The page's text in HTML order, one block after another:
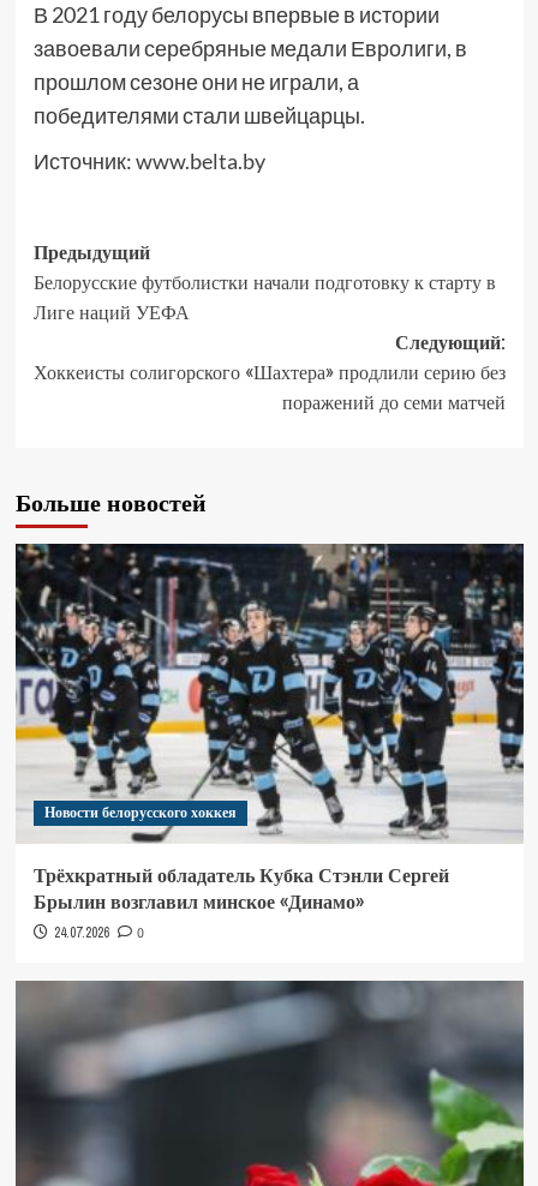
В 2021 году белорусы впервые в истории
завоевали серебряные медали Евролиги, в
прошлом сезоне они не играли, а
победителями стали швейцарцы.
Источник:www.belta.by
Предыдущий
Белорусские футболистки начали подготовку к старту в
Лиге наций УЕФА
Следующий:
Хоккеисты солигорского «Шахтера» продлили серию без
поражений до семи матчей
Больше новостей
Новости белорусского хоккея
Трёхкратный обладатель Кубка Стэнли Сергей
Брылин возглавил минское «Динамо»
24.07.2026 0